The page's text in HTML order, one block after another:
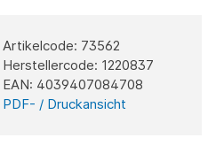
Artikelcode: 73562
Herstellercode: 1220837
EAN: 4039407084708
PDF- / Druckansicht